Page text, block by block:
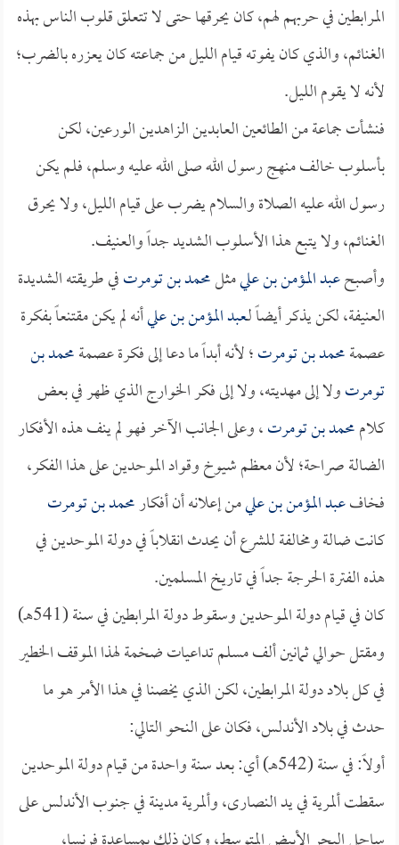
المرابطين في حربهم لهم، كان يحرقها حتى لا تتعلق قلوب الناس بهذه
الغنائم، والذي كان يفوته قيام الليل من جماعته كان يعزره بالضرب؛
لأنه لا يقوم الليل.
فنشأت جماعة من الطائعين العابدين الزاهدين الورعين، لكن
بأسلوب خالف منهج رسول الله صلى الله عليه وسلم، فلم يكن
رسول الله عليه الصلاة والسلام يضرب على قيام الليل، ولا يحرق
الغنائم، ولا يتبع هذا الأسلوب الشديد جداً والعنيف.
وأصبحعبد المؤمن بن عليمثلمحمد بن تومرتفي طريقته الشديدة
العنيفة، لكن يذكر أيضاً لـعبد المؤمن بن عليأنه لم يكن مقتنعاً بفكرة
عصمةمحمد بن تومرت؛ لأنه أبداً ما دعا إلى فكرة عصمةمحمد بن
تومرتولا إلى مهديته، ولا إلى فكر الخوارج الذي ظهر في بعض
كلاممحمد بن تومرت، وعلى الجانب الآخر فهو لم ينف هذه الأفكار
الضالة صراحة؛ لأن معظم شيوخ وقواد الموحدين على هذا الفكر،
فخافعبد المؤمن بن عليمن إعلانه أن أفكارمحمد بن تومرت
كانت ضالة ومخالفة للشرع أن يحدث انقلاباً في دولة الموحدين في
هذه الفترة الحرجة جداً في تاريخ المسلمين.
كان في قيام دولة الموحدين وسقوط دولة المرابطين في سنة (541هـ)
ومقتل حوالي ثمانين ألف مسلم تداعيات ضخمة لهذا الموقف الخطير
في كل بلاد دولة المرابطين، لكن الذي يخصنا في هذا الأمر هو ما
حدث في بلاد الأندلس، فكان على النحو التالي:
أولاً: في سنة (542هـ) أي: بعد سنة واحدة من قيام دولة الموحدين
سقطت ألمرية في يد النصارى، وألمرية مدينة في جنوب الأندلس على